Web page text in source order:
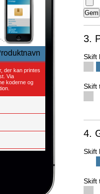
der kan printes
Via
koderne og
3.
Skift
Skift
4.
Skift
Skift